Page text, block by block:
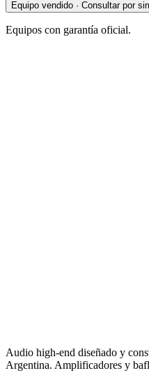
Equipo vendido · Consultar por
Equipos con garantía oficial.
Audio high-end diseñado y
Argentina. Amplificadores y